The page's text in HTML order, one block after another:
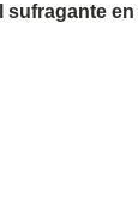
sufragante